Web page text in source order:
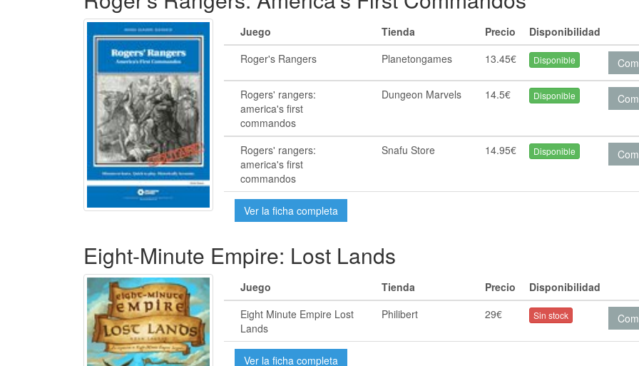
Juego Tienda Precio
Disponibilidad
Roger's Rangers
Planetongames 13.45€ Disponible
Rogers' rangers:
america's first
commandos
Dungeon Marvels 14.5€ Disponible
Rogers' rangers:
america's first
commandos
Snafu Store 14.95€ Disponible
Ver la ficha completa
Eight-Minute Empire: Lost Lands
Juego Tienda Precio
Disponibilidad
Eight Minute Empire Lost
Lands
Philibert 29€ Sin stock
Ver la ficha completa